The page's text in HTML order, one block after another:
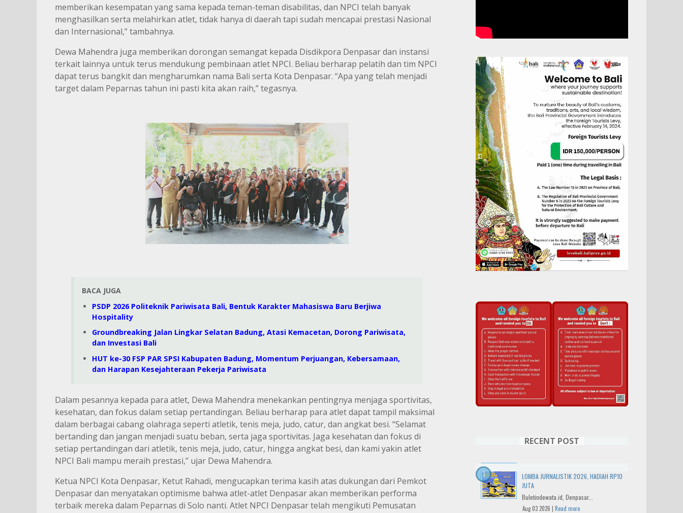
memberikan kesempatan yang sama kepada teman-teman disabilitas, dan NPCI telah banyak
menghasilkan serta melahirkan atlet, tidak hanya di daerah tapi sudah mencapai prestasi Nasional
dan Internasional,” tambahnya.
Dewa Mahendra juga memberikan dorongan semangat kepada Disdikpora Denpasar dan instansi
terkait lainnya untuk terus mendukung pembinaan atlet NPCI. Beliau berharap pelatih dan tim NPCI
dapat terus bangkit dan mengharumkan nama Bali serta Kota Denpasar. “Apa yang telah menjadi
target dalam Peparnas tahun ini pasti kita akan raih,” tegasnya.
BACA JUGA
PSDP 2026 Politeknik Pariwisata Bali, Bentuk Karakter Mahasiswa Baru Berjiwa
Hospitality
Groundbreaking Jalan Lingkar Selatan Badung, Atasi Kemacetan, Dorong Pariwisata,
dan Investasi Bali
HUT ke-30 FSP PAR SPSI Kabupaten Badung, Momentum Perjuangan, Kebersamaan,
dan Harapan Kesejahteraan Pekerja Pariwisata
Dalam pesannya kepada para atlet, Dewa Mahendra menekankan pentingnya menjaga sportivitas,
kesehatan, dan fokus dalam setiap pertandingan. Beliau berharap para atlet dapat tampil maksimal
dalam berbagai cabang olahraga seperti atletik, tenis meja, judo, catur, dan angkat besi. “Selamat
bertanding dan jangan menjadi suatu beban, serta jaga sportivitas. Jaga kesehatan dan fokus di
setiap pertandingan dari atletik, tenis meja, judo, catur, hingga angkat besi, dan kami yakin atlet
NPCI Bali mampu meraih prestasi,” ujar Dewa Mahendra.
Ketua NPCI Kota Denpasar, Ketut Rahadi, mengucapkan terima kasih atas dukungan dari Pemkot
Denpasar dan menyatakan optimisme bahwa atlet-atlet Denpasar akan memberikan performa
terbaik mereka dalam Peparnas di Solo nanti. Atlet NPCI Denpasar telah mengikuti Pemusatan
RECENT POST
LOMBA JURNALISTIK 2026, HADIAH RP10
JUTA
Buletindewata.id, Denpasar...
Aug 03 2026 | Read more